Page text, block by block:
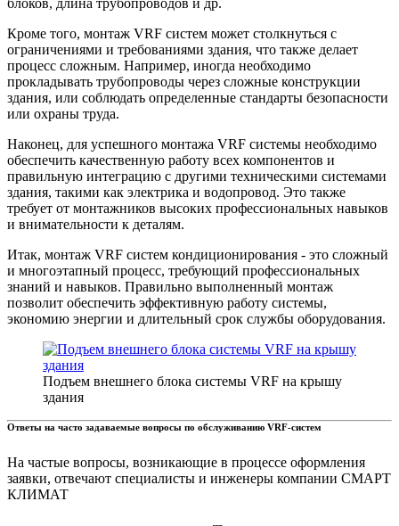
блоков, длина трубопроводов и др.
Кроме того, монтаж VRF систем может столкнуться с
ограничениями и требованиями здания, что также делает
процесс сложным. Например, иногда необходимо
прокладывать трубопроводы через сложные конструкции
здания, или соблюдать определенные стандарты безопасности
или охраны труда.
Наконец, для успешного монтажа VRF системы необходимо
обеспечить качественную работу всех компонентов и
правильную интеграцию с другими техническими системами
здания, такими как электрика и водопровод. Это также
требует от монтажников высоких профессиональных навыков
и внимательности к деталям.
Итак, монтаж VRF систем кондиционирования - это сложный
и многоэтапный процесс, требующий профессиональных
знаний и навыков. Правильно выполненный монтаж
позволит обеспечить эффективную работу системы,
экономию энергии и длительный срок службы оборудования.
Подъем внешнего блока системы VRF на крышу
здания
Ответы на часто задаваемые вопросы по обслуживанию VRF-систем
На частые вопросы, возникающие в процессе оформления
заявки, отвечают специалисты и инженеры компании СМАРТ
КЛИМАТ